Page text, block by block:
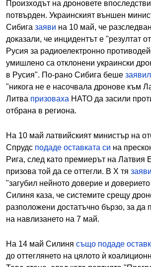
Произходът на дроновете
потвърден. Украинският външен
Сибига заяви на 10 май, че
доказали, че инцидентът е "резултат
Русия за радиоелектронно
умишлено са отклонени украински
в Русия". По-рано Сибига беше заявил
"никога не е насочвала дронове към
Литва призоваха НАТО да засили
отбрана в региона.
На 10 май латвийският министър на
Спрудс подаде оставката си на
Рига, след като премиерът на Латвия
призова той да се оттегли. В X тя заяви
"загубил нейното доверие и
Силиня каза, че системите срещу
разположени достатъчно бързо, за да
на навлизането на 7 май.
На 14 май Силиня също подаде
до оттеглянето на цялото ѝ